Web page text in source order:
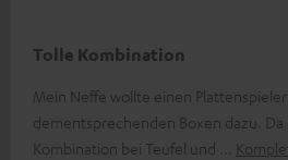
Tolle Kombination
Mein Neffe wollte einen
dementsprechenden Boxen dazu. Da
Kombination bei Teufel und